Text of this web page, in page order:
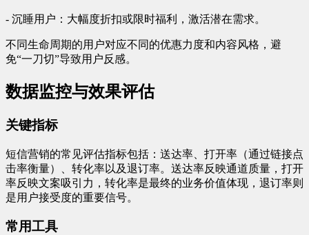
- 沉睡用户：大幅度折扣或限时福利，激活潜在需求。
不同生命周期的用户对应不同的优惠力度和内容风格，避
免“一刀切”导致用户反感。
数据监控与效果评估
关键指标
短信营销的常见评估指标包括：送达率、打开率（通过链接点
击率衡量）、转化率以及退订率。送达率反映通道质量，打开
率反映文案吸引力，转化率是最终的业务价值体现，退订率则
是用户接受度的重要信号。
常用工具